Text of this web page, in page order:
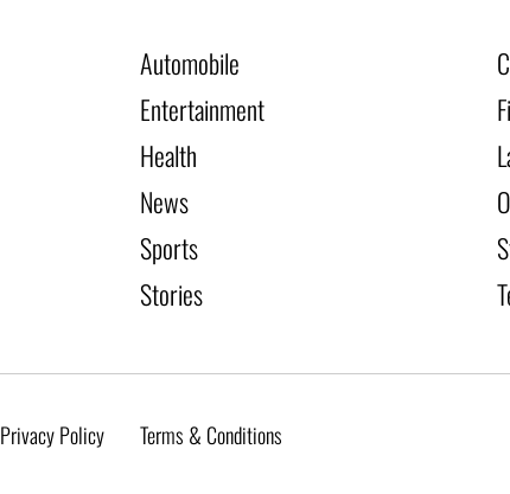
Automobile
Entertainment
Health
News
Sports
Stories
Privacy Policy Terms & Conditions